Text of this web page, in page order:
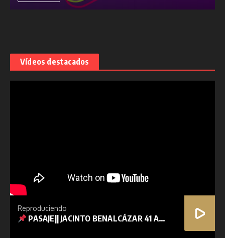
Vídeos destacados
Reproduciendo
PASAJE|| JACINTO BENALCÁZAR 41 AÑOS DEDICÁNDOSE A LA VENTA DE ARTÍCULOS RELIGIOSOS